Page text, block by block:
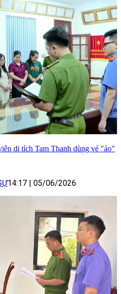
di tích Tam Thanh dùng vé "ảo"
14:17 | 05/06/2026